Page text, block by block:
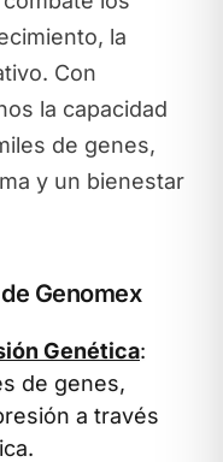
la
Con
la capacidad
de genes,
y un bienestar
Genomex
Genética:
de genes,
a través